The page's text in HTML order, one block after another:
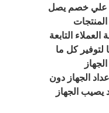
علي خصم يصل
التابعة
لتوفير كل ما
الجهاز دون
الجهاز